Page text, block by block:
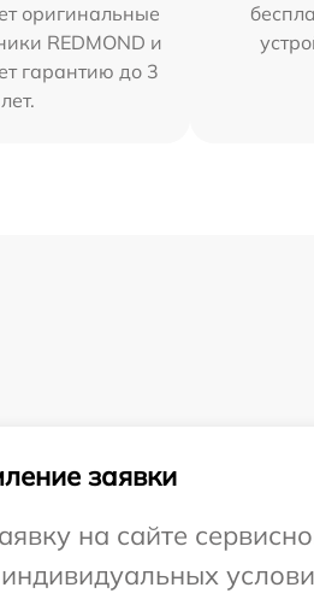
оригинальные
REDMOND и
гарантию до 3
лет.
заявки
на сайте